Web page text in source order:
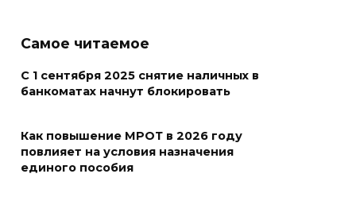
тысяч детей: в Ростовской
области продолжается
07 августа 2026 18:30
Самое читаемое
С 1 сентября 2025 снятие наличных в
банкоматах начнут блокировать
Как повышение МРОТ в 2026 году
повлияет на условия назначения
единого пособия